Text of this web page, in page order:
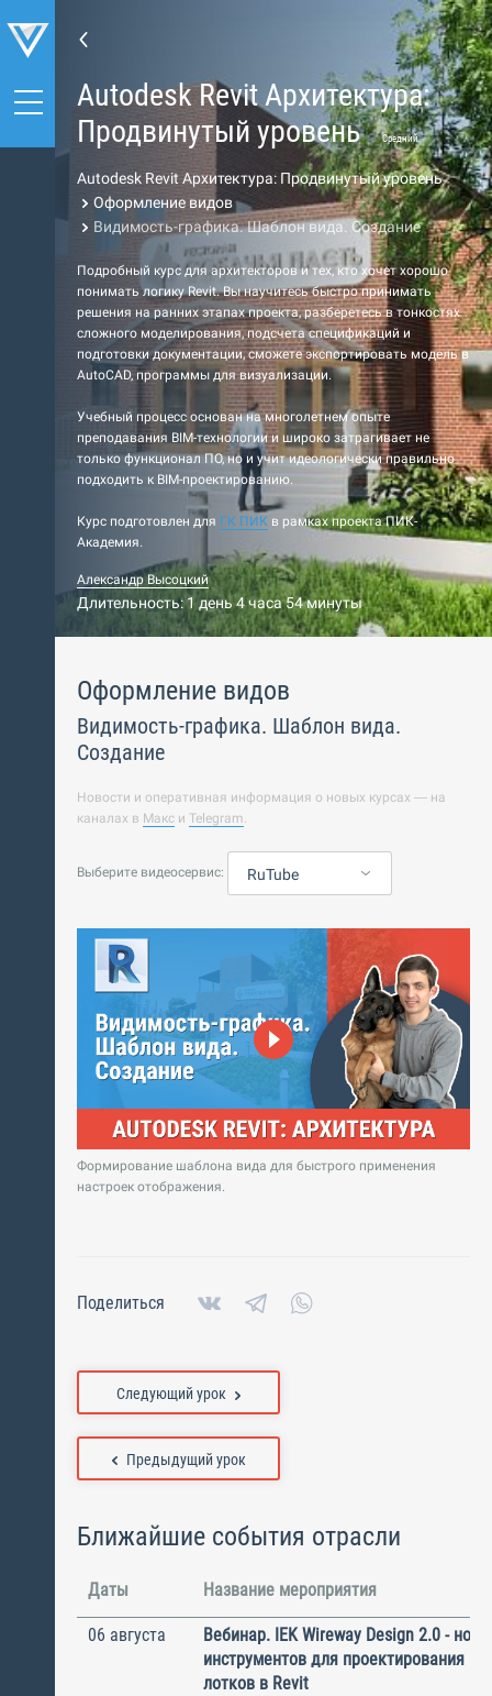
Autodesk Revit Архитектура:
Продвинутый уровень
Средний
Autodesk Revit Архитектура: Продвинутый уровень
Оформление видов
Видимость-графика. Шаблон вида. Создание
Подробный курс для архитекторов и тех, кто хочет хорошо
понимать логику Revit. Вы научитесь быстро принимать
решения на ранних этапах проекта, разберетесь в тонкостях
сложного моделирования, подсчета спецификаций и
подготовки документации, сможете экспортировать модель в
AutoCAD, программы для визуализации.
Учебный процесс основан на многолетнем опыте
преподавания BIM-технологии и широко затрагивает не
только функционал ПО, но и учит идеологически правильно
подходить к BIM-проектированию.
Курс подготовлен для ГК ПИК в рамках проекта ПИК-
Академия.
Александр Высоцкий
Длительность: 1 день 4 часа 54 минуты
Оформление видов
Видимость-графика. Шаблон вида.
Создание
Новости и оперативная информация о новых курсах — на
каналах в Макс и Telegram.
Выберите видеосервис: RuTube
Формирование шаблона вида для быстрого применения
настроек отображения.
Поделиться
Предыдущий урок
Следующий урок
Ближайшие события отрасли
Даты Название мероприятия
06 августа
Вебинар. IEK Wireway Design 2.0 -
инструментов для проектирования
лотков в Revit